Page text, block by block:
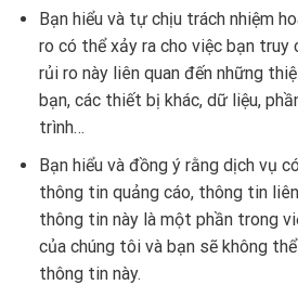
Bạn hiểu và tự chịu trách nhiệm
ro có thể xảy ra cho việc bạn
rủi ro này liên quan đến những
bạn, các thiết bị khác, dữ liệu,
trình…
Bạn hiểu và đồng ý rằng dịch vụ
thông tin quảng cáo, thông tin
thông tin này là một phần trong
của chúng tôi và bạn sẽ không
thông tin này.